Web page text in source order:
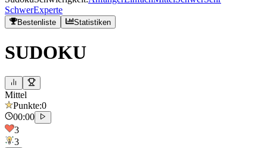
SchwerExperte
Bestenliste Statistiken
SUDOKU
Mittel
Punkte:0
00:00
3
3